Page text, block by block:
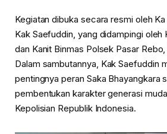
Kegiatan dibuka secara resmi oleh
Kak Saefuddin, yang didampingi oleh
dan Kanit Binmas Polsek Pasar
Dalam sambutannya, Kak Saefuddin
pentingnya peran Saka Bhayangkara
pembentukan karakter generasi
Kepolisian Republik Indonesia.